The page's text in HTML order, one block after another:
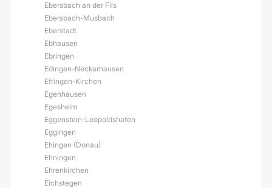
Ebersbach an der Fils
Ebersbach-Musbach
Eberstadt
Ebhausen
Ebringen
Edingen-Neckarhausen
Efringen-Kirchen
Egenhausen
Egesheim
Eggenstein-Leopoldshafen
Eggingen
Ehingen (Donau)
Ehningen
Ehrenkirchen
Eichstegen